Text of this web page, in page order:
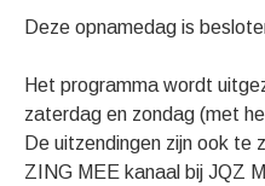
Deze opnamedag is
Het programma wordt
zaterdag en zondag (met
De uitzendingen zijn ook te
ZING MEE kanaal bij JQZ